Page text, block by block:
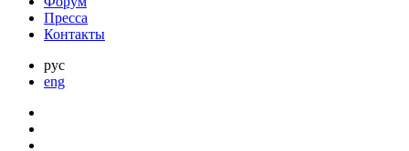
Пресса
Контакты
рус
eng